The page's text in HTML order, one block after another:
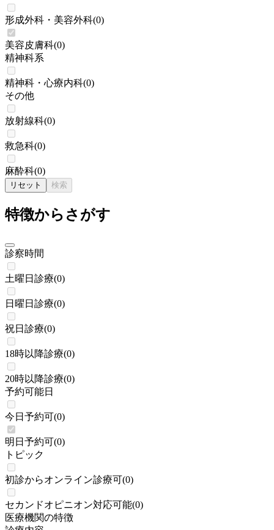
形成外科・美容外科(0)
美容皮膚科(0)
精神科系
精神科・心療内科(0)
その他
放射線科(0)
救急科(0)
麻酔科(0)
リセット 検索
特徴からさがす
診察時間
土曜日診療(0)
日曜日診療(0)
祝日診療(0)
18時以降診療(0)
20時以降診療(0)
予約可能日
今日予約可(0)
明日予約可(0)
トピック
初診からオンライン診療可(0)
セカンドオピニオン対応可能(0)
医療機関の特徴